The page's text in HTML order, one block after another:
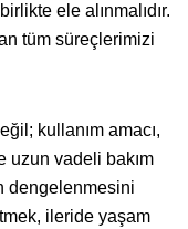
ele alınmalıdır.
tüm süreçlerimizi
kullanım amacı,
uzun vadeli bakım
dengelenmesini
ileride yaşam